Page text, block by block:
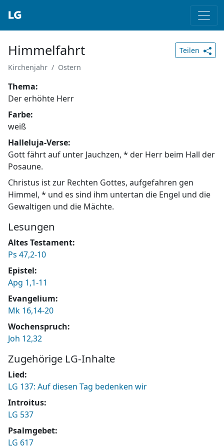
Himmelfahrt
Kirchenjahr Ostern
Teilen
Thema
Der erhöhte Herr
Farbe
weiß
Halleluja-Verse
Gott fährt auf unter Jauchzen, * der Herr beim Hall der
Posaune.
Christus ist zur Rechten Gottes, aufgefahren gen
Himmel, * und es sind ihm untertan die Engel und die
Gewaltigen und die Mächte.
Lesungen
Altes Testament
Ps 47,2-10
Epistel
Apg 1,1-11
Evangelium
Mk 16,14-20
Wochenspruch
Joh 12,32
Zugehörige LG-Inhalte
Lied
LG 137: Auf diesen Tag bedenken wir
Introitus
LG 537
Psalmgebet
LG 617